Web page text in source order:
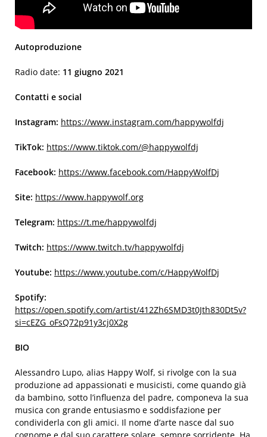
Autoproduzione
Radio date: 11 giugno 2021
Contatti e social
Instagram: https://www.instagram.com/happywolfdj
TikTok: https://www.tiktok.com/@happywolfdj
Facebook: https://www.facebook.com/HappyWolfDj
Site: https://www.happywolf.org
Telegram: https://t.me/happywolfdj
Twitch: https://www.twitch.tv/happywolfdj
Youtube: https://www.youtube.com/c/HappyWolfDj
Spotify:
https://open.spotify.com/artist/412Zh6SMD3t0Jth830Dt5v?
si=cEZG_oFsQ72p91y3cj0X2g
BIO
Alessandro Lupo, alias Happy Wolf, si rivolge con la sua
produzione ad appassionati e musicisti, come quando già
da bambino, sotto l’influenza del padre, componeva la sua
musica con grande entusiasmo e soddisfazione per
condividerla con gli amici. Il nome d’arte nasce dal suo